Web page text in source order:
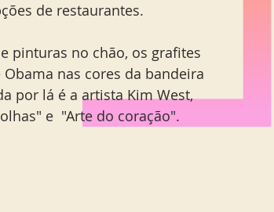
de restaurantes.
pinturas no chão, os grafites
nas cores da bandeira
por lá é a artista Kim West,
e  "Arte do coração".